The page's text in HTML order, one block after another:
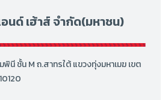
นด์ เฮ้าส์ จำกัด(มหาชน)
พินี ชั้น M ถ.สาทรใต้ แขวงทุ่งมหาเมฆ เขต